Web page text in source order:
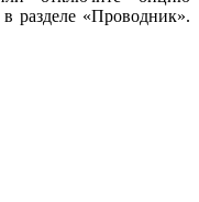
разделе «Проводник».